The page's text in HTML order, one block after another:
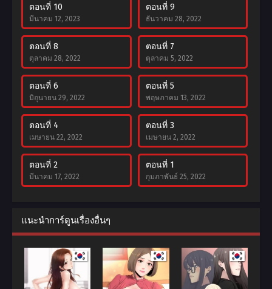
ตอนที่ 10
มีนาคม 12, 2023
ตอนที่ 9
ธันวาคม 28, 2022
ตอนที่ 8
ตุลาคม 28, 2022
ตอนที่ 7
ตุลาคม 5, 2022
ตอนที่ 6
มิถุนายน 29, 2022
ตอนที่ 5
พฤษภาคม 13, 2022
ตอนที่ 4
เมษายน 22, 2022
ตอนที่ 3
เมษายน 2, 2022
ตอนที่ 2
มีนาคม 17, 2022
ตอนที่ 1
กุมภาพันธ์ 25, 2022
แนะนำการ์ตูนเรื่องอื่นๆ